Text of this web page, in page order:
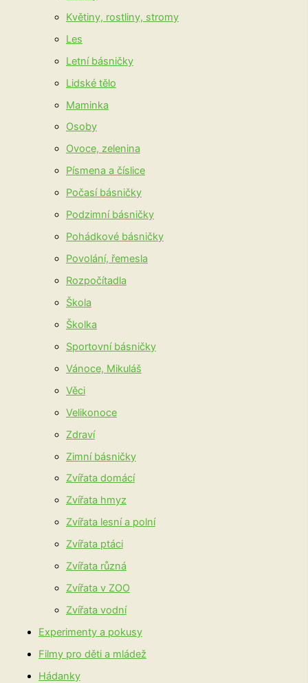
Květiny, rostliny, stromy
Les
Letní básničky
Lidské tělo
Maminka
Osoby
Ovoce, zelenina
Písmena a číslice
Počasí básničky
Podzimní básničky
Pohádkové básničky
Povolání, řemesla
Rozpočítadla
Škola
Školka
Sportovní básničky
Vánoce, Mikuláš
Věci
Velikonoce
Zdraví
Zimní básničky
Zvířata domácí
Zvířata hmyz
Zvířata lesní a polní
Zvířata ptáci
Zvířata různá
Zvířata v ZOO
Zvířata vodní
Experimenty a pokusy
Filmy pro děti a mládež
Hádanky